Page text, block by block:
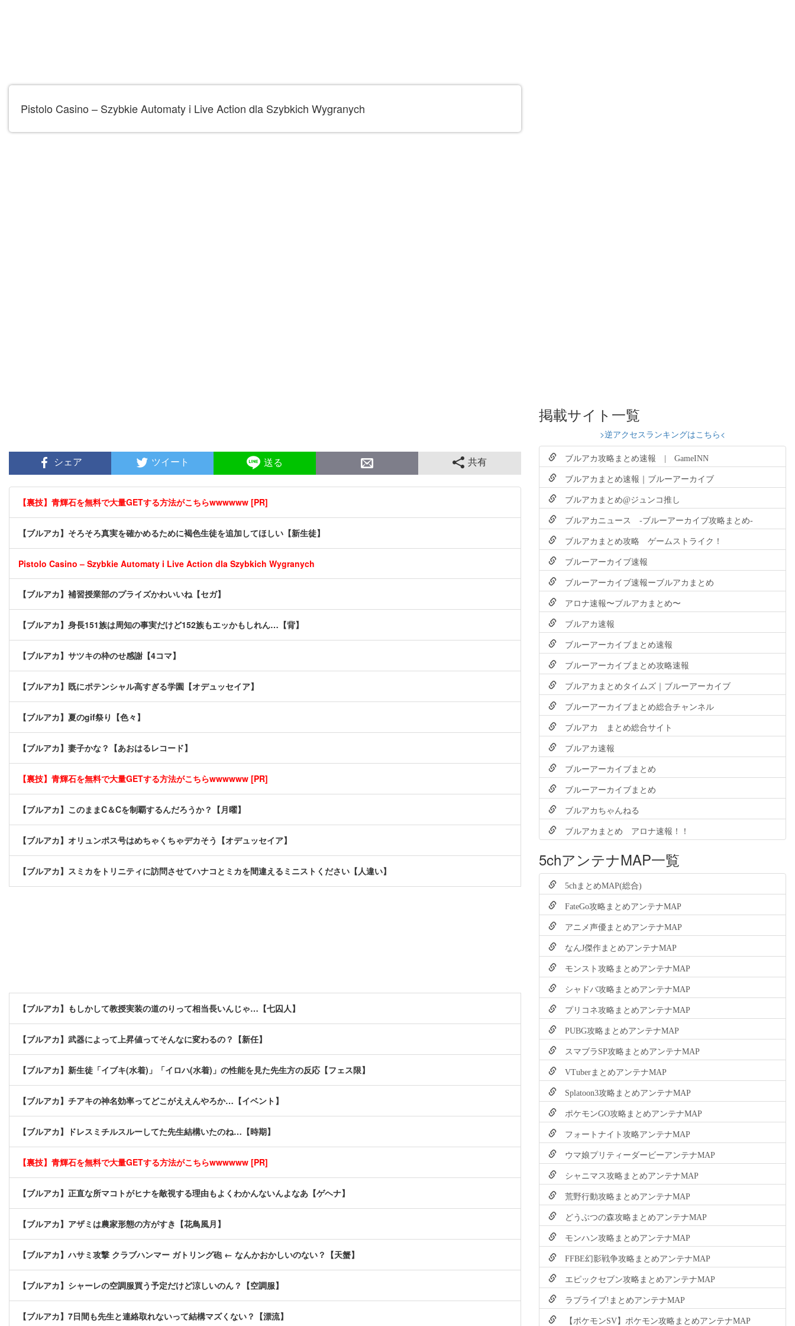
Pistolo Casino – Szybkie Automaty i Live Action dla Szybkich Wygranych
シェア ツイート 送る 共有
【裏技】青輝石を無料で大量GETする方法がこちらwwwwww [PR]
【ブルアカ】そろそろ真実を確かめるために褐色生徒を追加してほしい【新生徒】
Pistolo Casino – Szybkie Automaty i Live Action dla Szybkich Wygranych
【ブルアカ】補習授業部のプライズかわいいね【セガ】
【ブルアカ】身長151族は周知の事実だけど152族もエッかもしれん…【背】
【ブルアカ】サツキの枠のせ感謝【4コマ】
【ブルアカ】既にポテンシャル高すぎる学園【オデュッセイア】
【ブルアカ】夏のgif祭り【色々】
【ブルアカ】妻子かな？【あおはるレコード】
【裏技】青輝石を無料で大量GETする方法がこちらwwwwww [PR]
【ブルアカ】このままC＆Cを制覇するんだろうか？【月曜】
【ブルアカ】オリュンポス号はめちゃくちゃデカそう【オデュッセイア】
【ブルアカ】スミカをトリニティに訪問させてハナコとミカを間違えるミニストください【人違い】
【ブルアカ】もしかして教授実装の道のりって相当長いんじゃ…【七囚人】
【ブルアカ】武器によって上昇値ってそんなに変わるの？【新任】
【ブルアカ】新生徒「イブキ(水着)」「イロハ(水着)」の性能を見た先生方の反応【フェス限】
【ブルアカ】チアキの神名効率ってどこがええんやろか…【イベント】
【ブルアカ】ドレスミチルスルーしてた先生結構いたのね…【時期】
【裏技】青輝石を無料で大量GETする方法がこちらwwwwww [PR]
【ブルアカ】正直な所マコトがヒナを敵視する理由もよくわかんないんよなあ【ゲヘナ】
【ブルアカ】アザミは農家形態の方がすき【花鳥風月】
【ブルアカ】ハサミ攻撃 クラブハンマー ガトリング砲 ← なんかおかしいのない？【天蟹】
【ブルアカ】シャーレの空調服買う予定だけど涼しいのん？【空調服】
【ブルアカ】7日間も先生と連絡取れないって結構マズくない？【漂流】
掲載サイト一覧
>逆アクセスランキングはこちら<
ブルアカ攻略まとめ速報 | GameINN
ブルアカまとめ速報｜ブルーアーカイブ
ブルアカまとめ@ジュンコ推し
ブルアカニュース -ブルーアーカイブ攻略まとめ-
ブルアカまとめ攻略 ゲームストライク！
ブルーアーカイブ速報
ブルーアーカイブ速報ーブルアカまとめ
アロナ速報〜ブルアカまとめ〜
ブルアカ速報
ブルーアーカイブまとめ速報
ブルーアーカイブまとめ攻略速報
ブルアカまとめタイムズ｜ブルーアーカイブ
ブルーアーカイブまとめ総合チャンネル
ブルアカ まとめ総合サイト
ブルアカ速報
ブルーアーカイブまとめ
ブルーアーカイブまとめ
ブルアカちゃんねる
ブルアカまとめ アロナ速報！！
5chアンテナMAP一覧
5chまとめMAP(総合)
FateGo攻略まとめアンテナMAP
アニメ声優まとめアンテナMAP
なんJ傑作まとめアンテナMAP
モンスト攻略まとめアンテナMAP
シャドバ攻略まとめアンテナMAP
プリコネ攻略まとめアンテナMAP
PUBG攻略まとめアンテナMAP
スマブラSP攻略まとめアンテナMAP
VTuberまとめアンテナMAP
Splatoon3攻略まとめアンテナMAP
ポケモンGO攻略まとめアンテナMAP
フォートナイト攻略アンテナMAP
ウマ娘プリティーダービーアンテナMAP
シャニマス攻略まとめアンテナMAP
荒野行動攻略まとめアンテナMAP
どうぶつの森攻略まとめアンテナMAP
モンハン攻略まとめアンテナMAP
FFBE幻影戦争攻略まとめアンテナMAP
エピックセブン攻略まとめアンテナMAP
ラブライブ!まとめアンテナMAP
【ポケモンSV】ポケモン攻略まとめアンテナMAP